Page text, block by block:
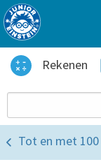
Rekenen
Tot en met 100